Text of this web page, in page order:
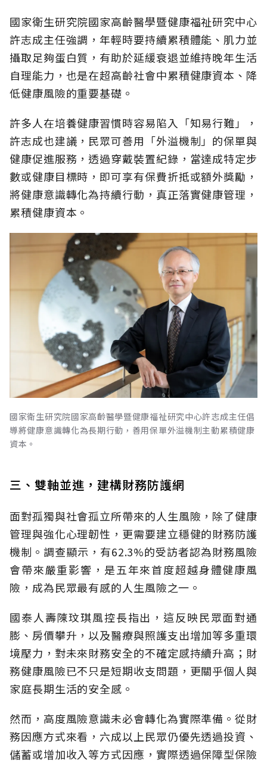
國家衛生研究院國家高齡醫學暨健康福祉研究中心
許志成主任強調，年輕時要持續累積體能、肌力並
攝取足夠蛋白質，有助於延緩衰退並維持晚年生活
自理能力，也是在超高齡社會中累積健康資本、降
低健康風險的重要基礎。
許多人在培養健康習慣時容易陷入「知易行難」，
許志成也建議，民眾可善用「外溢機制」的保單與
健康促進服務，透過穿戴裝置紀錄，當達成特定步
數或健康目標時，即可享有保費折抵或額外獎勵，
將健康意識轉化為持續行動，真正落實健康管理，
累積健康資本。
國家衛生研究院國家高齡醫學暨健康福祉研究中心許志成主任倡
導將健康意識轉化為長期行動，善用保單外溢機制主動累積健康
資本。
三、雙軸並進，建構財務防護網
面對孤獨與社會孤立所帶來的人生風險，除了健康
管理與強化心理韌性，更需要建立穩健的財務防護
機制。調查顯示，有62.3%的受訪者認為財務風險
會帶來嚴重影響，是五年來首度超越身體健康風
險，成為民眾最有感的人生風險之一。
國泰人壽陳玟琪風控長指出，這反映民眾面對通
膨、房價攀升，以及醫療與照護支出增加等多重環
境壓力，對未來財務安全的不確定感持續升高；財
務健康風險已不只是短期收支問題，更關乎個人與
家庭長期生活的安全感。
然而，高度風險意識未必會轉化為實際準備。從財
務因應方式來看，六成以上民眾仍優先透過投資、
儲蓄或增加收入等方式因應，實際透過保障型保險